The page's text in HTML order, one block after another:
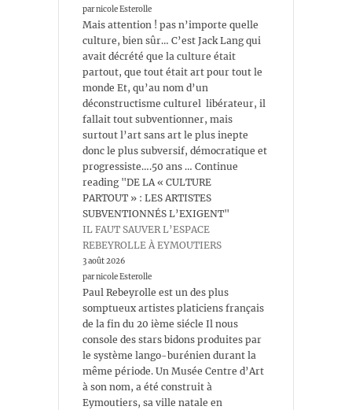
par nicole Esterolle
Mais attention ! pas n’importe quelle
culture, bien sûr… C’est Jack Lang qui
avait décrété que la culture était
partout, que tout était art pour tout le
monde Et, qu’au nom d’un
déconstructisme culturel libérateur, il
fallait tout subventionner, mais
surtout l’art sans art le plus inepte
donc le plus subversif, démocratique et
progressiste….50 ans … Continue
reading "DE LA « CULTURE
PARTOUT » : LES ARTISTES
SUBVENTIONNÉS L’EXIGENT"
IL FAUT SAUVER L’ESPACE
REBEYROLLE À EYMOUTIERS
3 août 2026
par nicole Esterolle
Paul Rebeyrolle est un des plus
somptueux artistes platiciens français
de la fin du 20 ième siécle Il nous
console des stars bidons produites par
le système lango-burénien durant la
même période. Un Musée Centre d’Art
à son nom, a été construit à
Eymoutiers, sa ville natale en